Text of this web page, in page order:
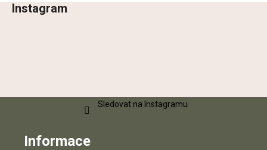
í
Instagram
Sledovat na Instagramu
Informace